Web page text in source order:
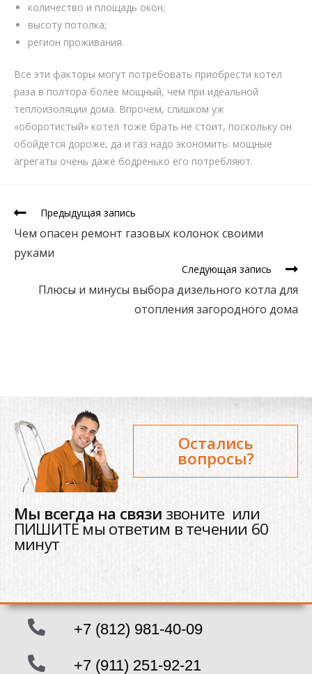
количество и площадь окон;
высоту потолка;
регион проживания.
Все эти факторы могут потребовать приобрести котел
раза в полтора более мощный, чем при идеальной
теплоизоляции дома. Впрочем, слишком уж
«оборотистый» котел тоже брать не стоит, поскольку он
обойдется дороже, да и газ надо экономить: мощные
агрегаты очень даже бодренько его потребляют.
Предыдущая запись
Чем опасен ремонт газовых колонок своими
руками
Следующая запись
Плюсы и минусы выбора дизельного котла для
отопления загородного дома
Остались
вопросы?
Мы всегда на связи звоните или
ПИШИТЕ мы ответим в течении 60
минут
+7 (812) 981-40-09
+7 (911) 251-92-21